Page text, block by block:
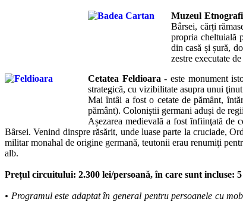
Muzeul
Bârsei, cărți
propria cheltuială
din casă și șură,
zestre executate
Cetatea Feldioara - este monument
strategică, cu vizibilitate asupra unui
Mai ȋntȃi a fost o cetate de pămȃnt,
pământ). Coloniștii germani aduși de
Așezarea medievală a fost ȋnfiinţată de
Bȃrsei. Venind dinspre răsărit, unde luase parte la cruciade,
militar monahal de origine germană, teutonii erau renumiţi
alb.
Prețul circuitului: 2.300 lei/persoană, în care sunt
• Programul este adaptat în general pentru persoanele cu